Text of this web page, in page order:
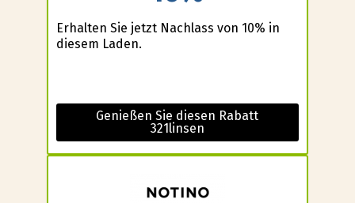
Erhalten Sie jetzt Nachlass von 10% in
diesem Laden.
Genießen Sie diesen Rabatt
321linsen